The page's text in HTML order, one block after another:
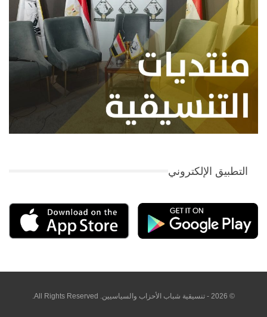
التطبيق الإلكتروني
© 2026 - تنسيقية شباب الأحزاب والسياسيين. All Rights Reserved.